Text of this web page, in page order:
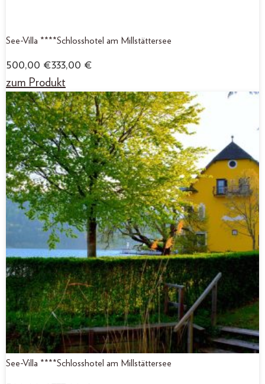
See-Villa ****Schlosshotel am Millstättersee
500,00 €333,00 €
zum Produkt
See-Villa ****Schlosshotel am Millstättersee